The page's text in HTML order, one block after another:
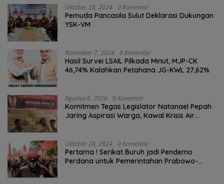
Oktober 28, 2024 0 Komentar
Pemuda Pancasila Sulut Deklarasi Dukungan
YSK-VM
November 7, 2024 0 Komentar
Hasil Survei LSAIL Pilkada Minut, MJP-CK
46,74% Kalahkan Petahana JG-KWL 27,62%
Agustus 6, 2026 0 Komentar
Komitmen Tegas Legislator Natanael Pepah
Jaring Aspirasi Warga, Kawal Krisis Air
Oktober 24, 2024 0 Komentar
Pertama ! Serikat Buruh jadi Pendemo
Perdana untuk Pemerintahan Prabowo-